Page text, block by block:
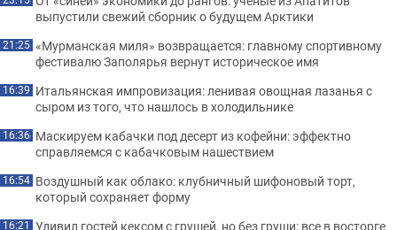
выпустили свежий сборник о будущем Арктики
21:25 «Мурманская миля» возвращается: главному спортивному
фестивалю Заполярья вернут историческое имя
16:39 Итальянская импровизация: ленивая овощная лазанья с
сыром из того, что нашлось в холодильнике
16:36 Маскируем кабачки под десерт из кофейни: эффектно
справляемся с кабачковым нашествием
16:54 Воздушный как облако: клубничный шифоновый торт,
который сохраняет форму
16:21 Удивил гостей кексом с грушей, но без груши: все в восторге